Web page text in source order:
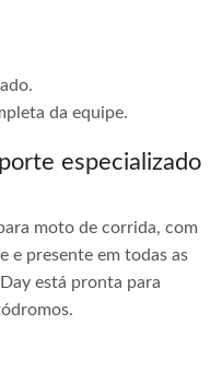
da equipe.
especializado
moto de corrida, com
e presente em todas as
está pronta para